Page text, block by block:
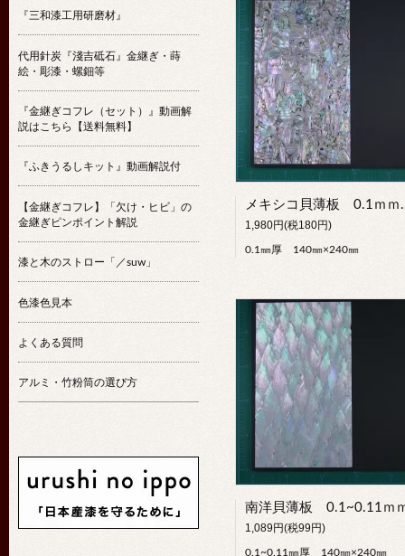
メキシコ
1,980円(税180円)
0.1㎜厚 140㎜×240㎜
1,089円(税99円)
0.1~0.11㎜厚 140㎜×240㎜
『三和漆工用研磨材』
代用針炭『淺吉砥石』金継ぎ・蒔
絵・彫漆・螺鈿等
『金継ぎコフレ（セット）』動画解
説はこちら【送料無料】
『ふきうるしキット』動画解説付
【金継ぎコフレ】「欠け・ヒビ」の
金継ぎピンポイント解説
漆と木のストロー「／suw」
色漆色見本
よくある質問
アルミ・竹粉筒の選び方